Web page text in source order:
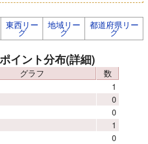
東西リー
グ
地域リー
グ
都道府県リー
グ
イント分布(詳細)
グラフ
数
1
0
0
1
0